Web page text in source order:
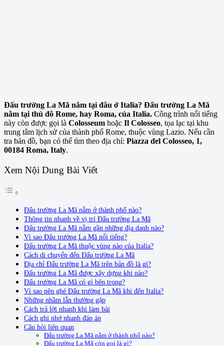
Đấu trường La Mã nằm tại đâu ở Italia? Đấu trường La Mã
nằm tại thủ đô Rome, hay Roma, của Italia. Công trình nổi tiếng
này còn được gọi là Colosseum hoặc Il Colosseo, tọa lạc tại khu
trung tâm lịch sử của thành phố Rome, thuộc vùng Lazio. Nếu cần
tra bản đồ, bạn có thể tìm theo địa chỉ: Piazza del Colosseo, 1,
00184 Roma, Italy.
Xem Nội Dung Bài Viết
Đấu trường La Mã nằm ở thành phố nào?
Thông tin nhanh về vị trí Đấu trường La Mã
Đấu trường La Mã nằm gần những địa danh nào?
Vì sao Đấu trường La Mã nổi tiếng?
Đấu trường La Mã thuộc vùng nào của Italia?
Cách di chuyển đến Đấu trường La Mã
Địa chỉ Đấu trường La Mã trên bản đồ là gì?
Đấu trường La Mã được xây dựng khi nào?
Đấu trường La Mã có gì bên trong?
Vì sao nên ghé Đấu trường La Mã khi đến Italia?
Những nhầm lẫn thường gặp
Cách trả lời nhanh khi làm bài
Cách ghi nhớ nhanh đáp án
Câu hỏi liên quan
Đấu trường La Mã nằm ở thành phố nào?
Đấu trường La Mã còn gọi là gì?